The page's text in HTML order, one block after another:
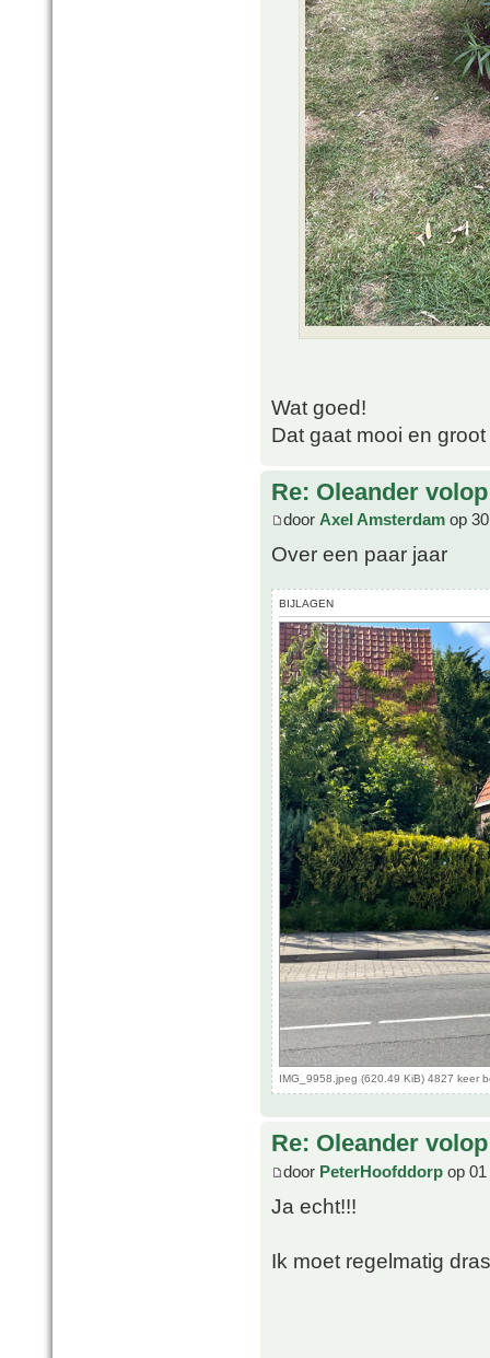
Wat goed!
Dat gaat mooi en
Re: Oleander
door Axel Amsterdam op
Over een paar jaar
BIJLAGEN
IMG_9958.jpeg (620.49 KiB) 4827 keer
Re: Oleander
door PeterHoofddorp op
Ja echt!!!
Ik moet regelmatig